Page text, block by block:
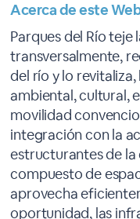
Acerca de este
Parques del Río
transversalmente,
del río y lo
ambiental, cultural,
movilidad
integración con la
estructurantes de
compuesto de
aprovecha
oportunidad, las